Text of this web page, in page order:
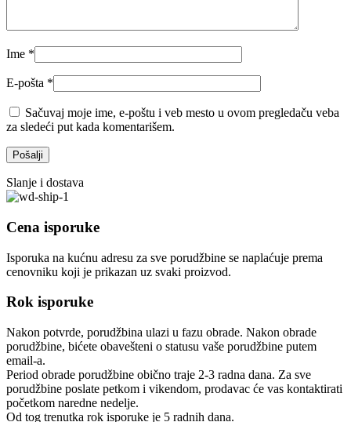
Ime *
E-pošta *
Sačuvaj moje ime, e-poštu i veb mesto u ovom pregledaču veba
za sledeći put kada komentarišem.
Slanje i dostava
Cena isporuke
Isporuka na kućnu adresu za sve porudžbine se naplaćuje prema
cenovniku koji je prikazan uz svaki proizvod.
Rok isporuke
Nakon potvrde, porudžbina ulazi u fazu obrade. Nakon obrade
porudžbine, bićete obavešteni o statusu vaše porudžbine putem
email-a.
Period obrade porudžbine obično traje 2-3 radna dana. Za sve
porudžbine poslate petkom i vikendom, prodavac će vas kontaktirati
početkom naredne nedelje.
Od tog trenutka rok isporuke je 5 radnih dana.